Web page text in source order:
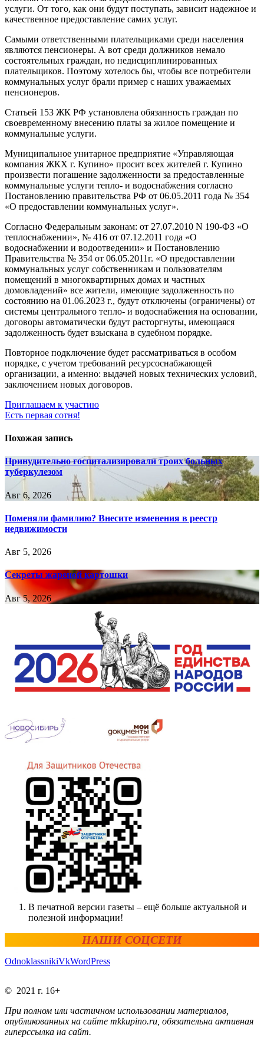
услуги. От того, как они будут поступать, зависит надежное и
качественное предоставление самих услуг.
Самыми ответственными плательщиками среди населения
являются пенсионеры. А вот среди должников немало
состоятельных граждан, но недисциплинированных
плательщиков. Поэтому хотелось бы, чтобы все потребители
коммунальных услуг брали пример с наших уважаемых
пенсионеров.
Статьей 153 ЖК РФ установлена обязанность граждан по
своевременному внесению платы за жилое помещение и
коммунальные услуги.
Муниципальное унитарное предприятие «Управляющая
компания ЖКХ г. Купино» просит всех жителей г. Купино
произвести погашение задолженности за предоставленные
коммунальные услуги тепло- и водоснабжения согласно
Постановлению правительства РФ от 06.05.2011 года № 354
«О предоставлении коммунальных услуг».
Согласно Федеральным законам: от 27.07.2010 N 190-ФЗ «О
теплоснабжении», № 416 от 07.12.2011 года «О
водоснабжении и водоотведении» и Постановлению
Правительства № 354 от 06.05.2011г. «О предоставлении
коммунальных услуг собственникам и пользователям
помещений в многоквартирных домах и частных
домовладений» все жители, имеющие задолженность по
состоянию на 01.06.2023 г., будут отключены (ограничены) от
системы центрального тепло- и водоснабжения на основании,
договоры автоматически будут расторгнуты, имеющаяся
задолженность будет взыскана в судебном порядке.
Повторное подключение будет рассматриваться в особом
порядке, с учетом требований ресурсоснабжающей
организации, а именно: выдачей новых технических условий,
заключением новых договоров.
Навигация
по
записям
Приглашаем к участию
Есть первая сотня!
Похожая запись
Принудительно госпитализировали троих больных
туберкулезом
Авг 6, 2026
Поменяли фамилию? Внесите изменения в реестр
недвижимости
Авг 5, 2026
Секреты жареной картошки
Авг 5, 2026
В печатной версии газеты – ещё больше актуальной и
полезной информации!
НАШИ СОЦСЕТИ
OdnoklassnikiVkWordPress
© 2021 г. 16+
При полном или частичном использовании материалов,
опубликованных на сайте mkkupino.ru, обязательна активная
гиперссылка на сайт.